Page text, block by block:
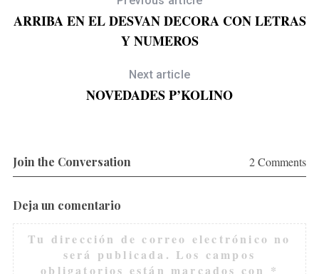
ARRIBA EN EL DESVAN DECORA CON LETRAS
Y NUMEROS
Next article
NOVEDADES P’KOLINO
Join the Conversation 2 Comments
Deja un comentario
Tu dirección de correo electrónico no
será publicada. Los campos
obligatorios están marcados con *